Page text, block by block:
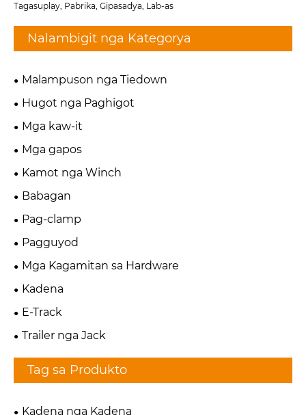
Tagasuplay, Pabrika, Gipasadya, Lab-as
Nalambigit nga Kategorya
Malampuson nga Tiedown
Hugot nga Paghigot
Mga kaw-it
Mga gapos
Kamot nga Winch
Babagan
Pag-clamp
Pagguyod
Mga Kagamitan sa Hardware
Kadena
E-Track
Trailer nga Jack
Tag sa Produkto
Kadena nga Kadena